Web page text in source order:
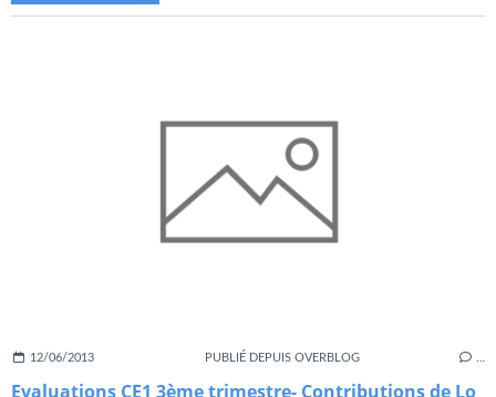
12/06/2013 PUBLIÉ DEPUIS OVERBLOG
Evaluations CE1 3ème trimestre- Contributions de Lo